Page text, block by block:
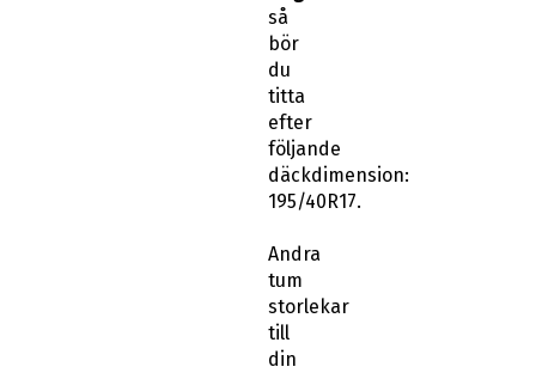
så
bör
du
titta
efter
följande
däckdimension:
195/40R17.
Andra
tum
storlekar
till
din